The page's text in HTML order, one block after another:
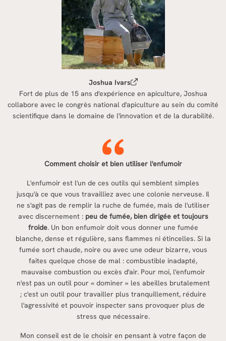
Joshua Ivars
Fort de plus de 15 ans d'expérience en apiculture, Joshua
collabore avec le congrès national d'apiculture au sein du comité
scientifique dans le domaine de l'innovation et de la durabilité.
Comment choisir et bien utiliser l'enfumoir
L'enfumoir est l'un de ces outils qui semblent simples
jusqu'à ce que vous travailliez avec une colonie nerveuse. Il
ne s'agit pas de remplir la ruche de fumée, mais de l'utiliser
avec discernement : peu de fumée, bien dirigée et toujours
froide. Un bon enfumoir doit vous donner une fumée
blanche, dense et régulière, sans flammes ni étincelles. Si la
fumée sort chaude, noire ou avec une odeur bizarre, vous
faites quelque chose de mal : combustible inadapté,
mauvaise combustion ou excès d'air. Pour moi, l'enfumoir
n'est pas un outil pour « dominer » les abeilles brutalement
; c'est un outil pour travailler plus tranquillement, réduire
l'agressivité et pouvoir inspecter sans provoquer plus de
stress que nécessaire.
Mon conseil est de le choisir en pensant à votre façon de